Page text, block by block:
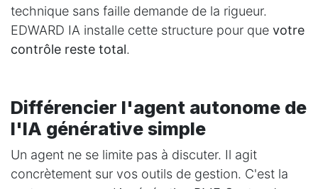
technique sans faille demande de la rigueur.
EDWARD IA installe cette structure pour que votre
contrôle reste total.
Différencier l'agent autonome de
l'IA générative simple
Un agent ne se limite pas à discuter. Il agit
concrètement sur vos outils de gestion. C'est la